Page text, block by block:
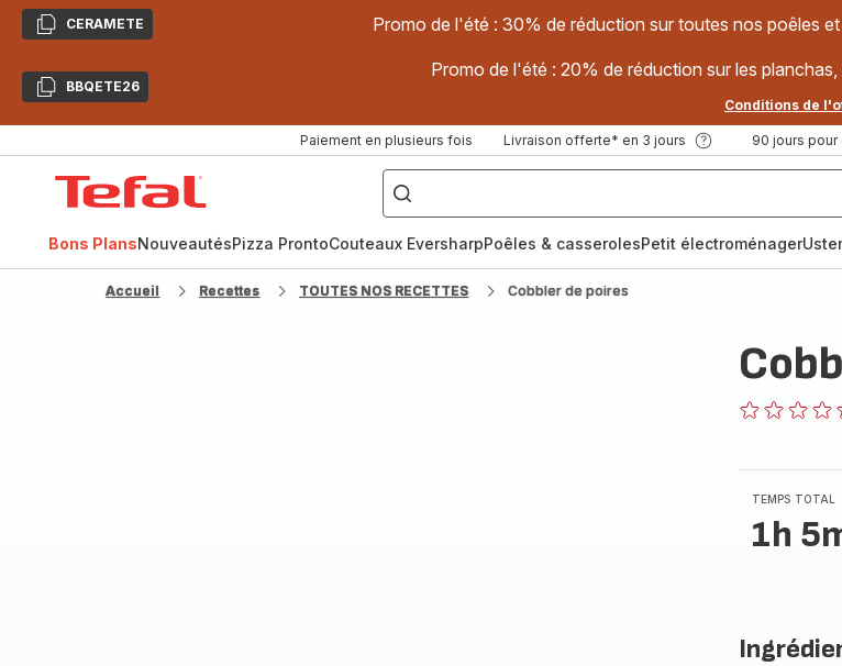
CopierCERAMETE Promo de l'été : 30% de réduction sur toutes nos poêles
CopierBBQETE26
Promo de l'été : 20% de réduction sur les
Conditions de
Paiement en plusieurs fois Livraison offerte* en 3 jours 90 jours pour
["Poêles
inox,
Cake
Factory,
Bons PlansNouveautésPizza ProntoCouteaux EversharpPoêles & casserolesPetit électroménager
Accueil Recettes TOUTES NOS RECETTES Cobbler de poires
TEMPS TOTAL
1h